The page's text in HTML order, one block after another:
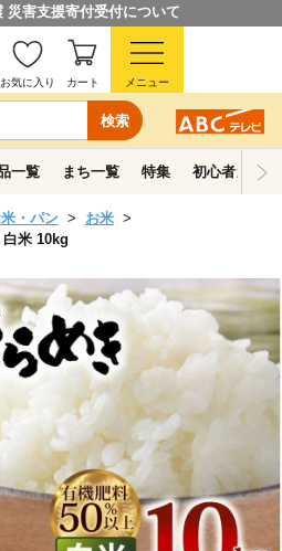
災害支援寄付受付について
検索
お気に入り カート メニュー
一覧 まち一覧 特集 初心者ガイド
・パン
お米
白米 10kg